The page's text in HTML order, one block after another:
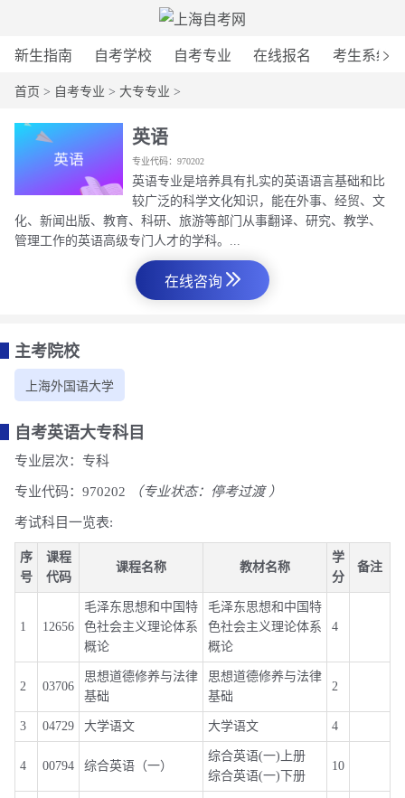
新生指南 自考学校 自考专业 在线报名 考生系统
首页 > 自考专业 > 大专专业 >
英语
专业代码：970202
英语专业是培养具有扎实的英语语言基础和比
较广泛的科学文化知识，能在外事、经贸、文
化、新闻出版、教育、科研、旅游等部门从事翻译、研究、教学、
管理工作的英语高级专门人才的学科。...
在线咨询
主考院校
上海外国语大学
自考英语大专科目
专业层次：专科
专业代码：970202 （专业状态：停考过渡 ）
考试科目一览表:
序
号
课程
代码
课程名称 教材名称
学
分
备注
1 12656
毛泽东思想和中国特
色社会主义理论体系
概论
毛泽东思想和中国特
色社会主义理论体系
概论
4
2 03706
思想道德修养与法律
基础
思想道德修养与法律
基础
2
3 04729 大学语文 大学语文 4
4 00794 综合英语（一）
综合英语(一)上册
综合英语(一)下册
10